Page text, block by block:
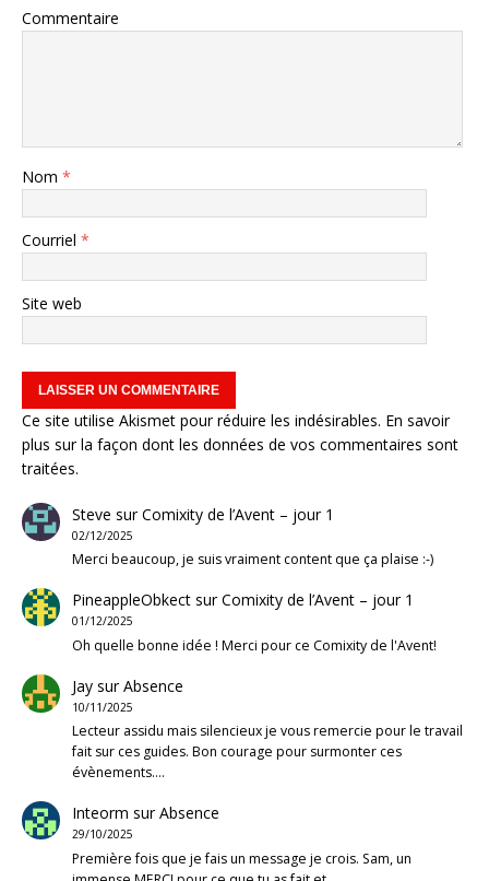
Commentaire
Nom *
Courriel *
Site web
Ce site utilise Akismet pour réduire les indésirables. En savoir
plus sur la façon dont les données de vos commentaires sont
traitées.
Steve surComixity de l’Avent – jour 1
02/12/2025
Merci beaucoup, je suis vraiment content que ça plaise :-)
PineappleObkectsurComixity de l’Avent – jour 1
01/12/2025
Oh quelle bonne idée ! Merci pour ce Comixity de l'Avent!
JaysurAbsence
10/11/2025
Lecteur assidu mais silencieux je vous remercie pour le travail
fait sur ces guides. Bon courage pour surmonter ces
évènements.…
Inteorm surAbsence
29/10/2025
Première fois que je fais un message je crois. Sam, un